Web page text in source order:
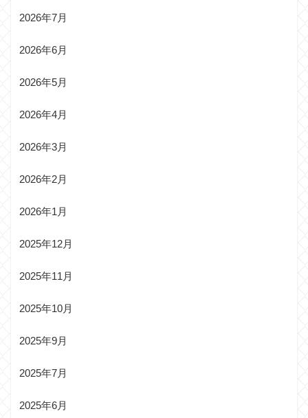
2026年7月
2026年6月
2026年5月
2026年4月
2026年3月
2026年2月
2026年1月
2025年12月
2025年11月
2025年10月
2025年9月
2025年7月
2025年6月